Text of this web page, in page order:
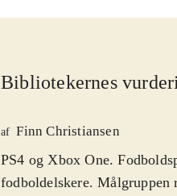
Bibliotekernes
af Finn Christiansen
PS4 og Xbox One.
fodboldelskere. Målgruppen